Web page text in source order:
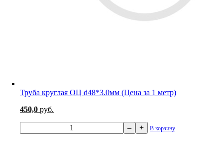
Труба круглая ОЦ d48*3.0мм (Цена за 1 метр)
450,0 руб.
– + В корзину